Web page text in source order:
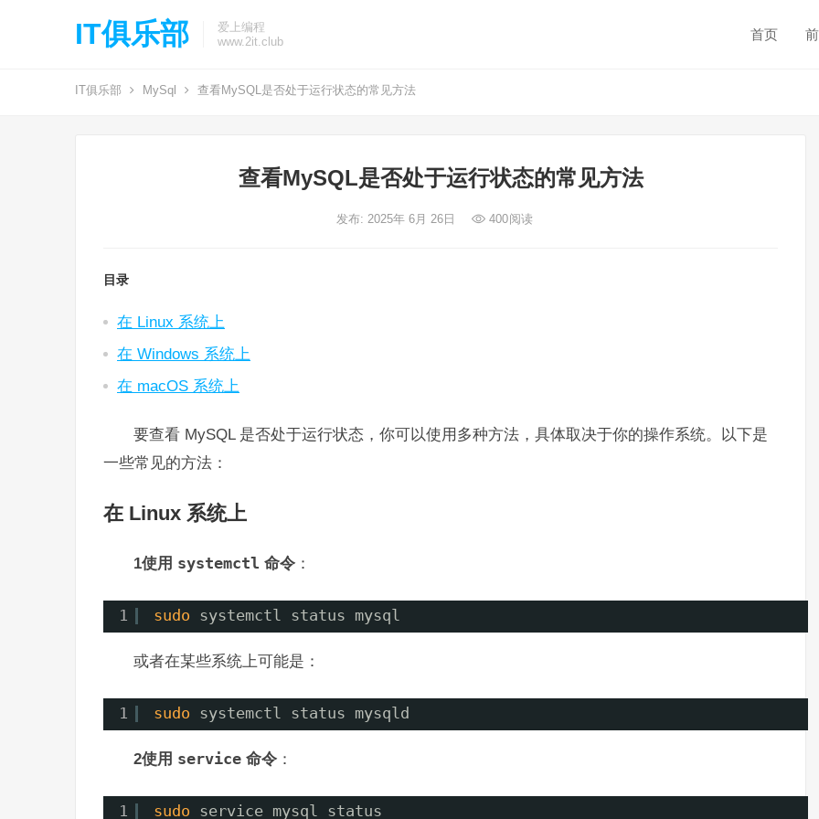
IT俱乐部
爱上编程
www.2it.club
首页
IT俱乐部 MySql 查看MySQL是否处于运行状态的常见方法
查看MySQL是否处于运行状态的常见方法
发布: 2025年 6月 26日 400阅读
目录
在 Linux 系统上
在 Windows 系统上
在 macOS 系统上
要查看 MySQL 是否处于运行状态，你可以使用多种方法，具体取决于你的操作系统。以下是
一些常见的方法：
在 Linux 系统上
1使用 systemctl 命令 ：
1 sudo systemctl status mysql
或者在某些系统上可能是：
1 sudo systemctl status mysqld
2使用 service 命令 ：
1 sudo service mysql status